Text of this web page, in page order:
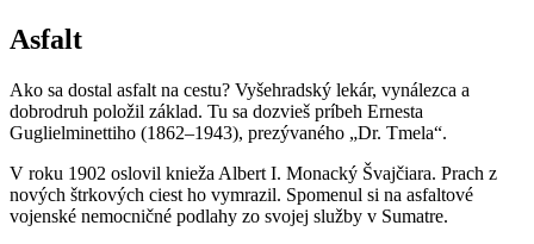
Asfalt
Ako sa dostal asfalt na cestu? Vyšehradský lekár, vynálezca a
dobrodruh položil základ. Tu sa dozvieš príbeh Ernesta
Guglielminettiho (1862–1943), prezývaného „Dr. Tmela“.
V roku 1902 oslovil knieža Albert I. Monacký Švajčiara. Prach z
nových štrkových ciest ho vymrazil. Spomenul si na asfaltové
vojenské nemocničné podlahy zo svojej služby v Sumatre.